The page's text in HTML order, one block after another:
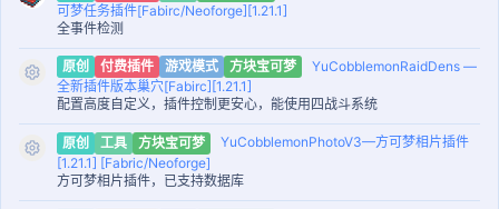
可梦任务插件[Fabirc/Neoforge][1.21.1]
全事件检测
资源图标
原创 付费插件 游戏模式 方块宝可梦
YuCobblemonRaidDens —
全新插件版本巢穴[Fabirc][1.21.1]
配置高度自定义，插件控制更安心，能使用四战斗系统
资源图标
原创 工具 方块宝可梦
YuCobblemonPhotoV3—方可梦相片插件
[1.21.1] [Fabric/Neoforge]
方可梦相片插件，已支持数据库